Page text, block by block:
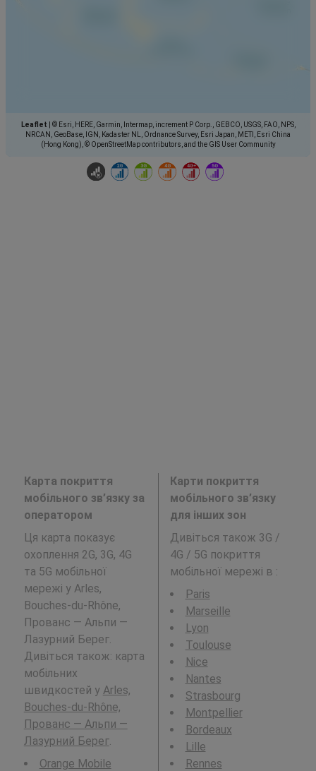
Leaflet
© Esri, HERE, Garmin, Intermap, increment P Corp., GEBCO, USGS, FAO, NPS,
NRCAN, GeoBase, IGN, Kadaster NL, Ordnance Survey, Esri Japan, METI, Esri China
(Hong Kong), © OpenStreetMap contributors, and the GIS User Community
Карта покриття
мобільного зв’язку за
оператором
Ця карта показує
охоплення 2G, 3G, 4G
та 5G мобільної
мережі у Arles,
Bouches-du-Rhône,
Прованс — Альпи —
Лазурний Берег.
Дивіться також: карта
мобільних
швидкостей у Arles,
Bouches-du-Rhône,
Прованс — Альпи —
Лазурний Берег.
Orange Mobile
Карти покриття
мобільного зв’язку
для інших зон
Дивіться також 3G /
4G / 5G покриття
мобільної мережі в :
Paris
Marseille
Lyon
Toulouse
Nice
Nantes
Strasbourg
Montpellier
Bordeaux
Lille
Rennes